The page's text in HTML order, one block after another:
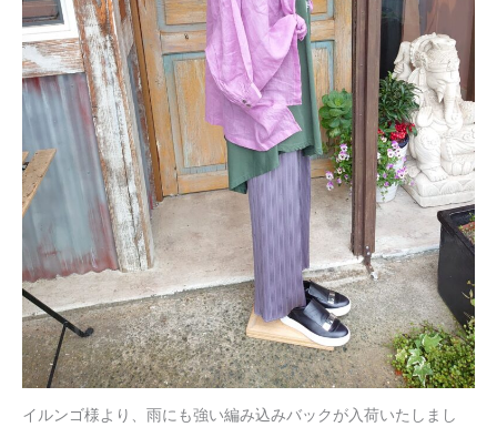
イルンゴ様より、雨にも強い編み込みバックが入荷いたしまし